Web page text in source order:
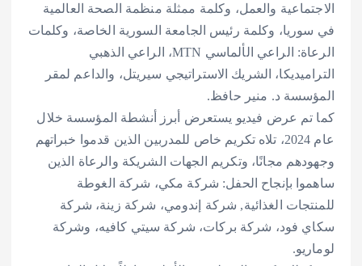
الاجتماعية والعمل، وكلمة ممثلة منظمة الصحة العالمية
في سوريا، وكلمة رئيس الجامعة السورية الخاصة، وكلمات
الرعاة: الراعي الألماسي MTN، الراعي الذهبي
التراميديكا، الشريك الاستراتيجي سيريتل، والداعم لمقر
المؤسسة د. منير حافظ.
كما تم عرض فيديو يستعرض أبرز أنشطة المؤسسة خلال
عام 2024، تلاه تكريم خاص للمدربين الذين قدموا خبراتهم
وجهودهم مجانًا، وتكريم الجهات الشريكة والرعاة الذين
ساهموا بإنجاح الحفل: شركة مكي، شركة الغوطة
للمنتجات الغذائية, شركة إندومي، شركة زينة، شركة
سكاي فود، شركة بركات، شركة سيتي كافيه، وشركة
لوماريو.